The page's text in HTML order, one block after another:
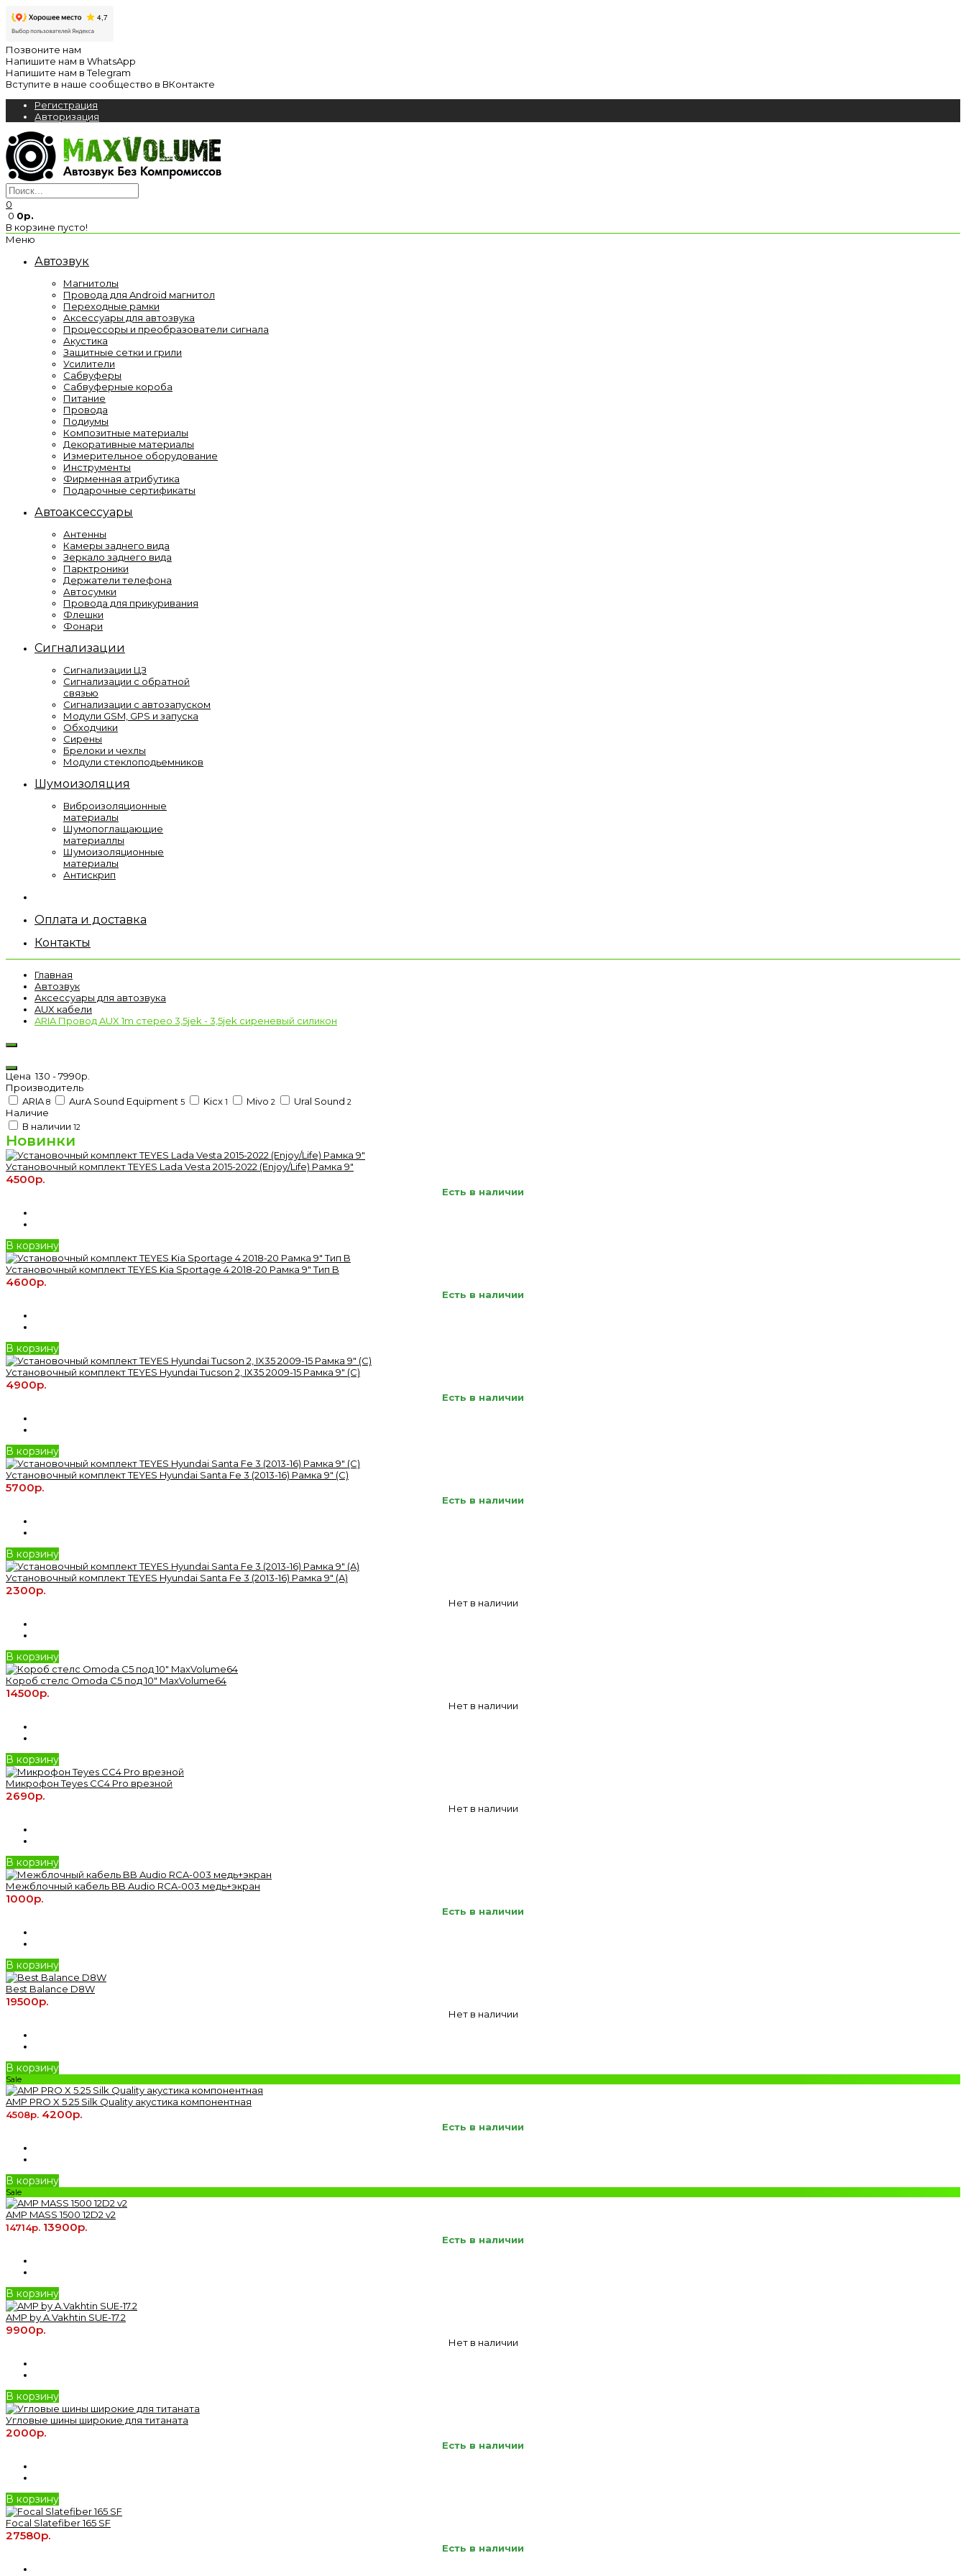
Позвоните нам
Напишите нам в WhatsApp
Напишите нам в Telegram
Вступите в наше сообщество в ВКонтакте
Регистрация
Авторизация
0
0 0р.
В корзине пусто!
Меню
Автозвук
Магнитолы
Провода для Android магнитол
Переходные рамки
Аксессуары для автозвука
Процессоры и преобразователи сигнала
Акустика
Защитные сетки и грили
Усилители
Сабвуферы
Сабвуферные короба
Питание
Провода
Подиумы
Композитные материалы
Декоративные материалы
Измерительное оборудование
Инструменты
Фирменная атрибутика
Подарочные сертификаты
Автоаксессуары
Антенны
Камеры заднего вида
Зеркало заднего вида
Парктроники
Держатели телефона
Автосумки
Провода для прикуривания
Флешки
Фонари
Сигнализации
Сигнализации ЦЗ
Сигнализации с обратной
связью
Сигнализации с автозапуском
Модули GSM, GPS и запуска
Обходчики
Сирены
Брелоки и чехлы
Модули стеклоподьемников
Шумоизоляция
Виброизоляционные
материалы
Шумопоглащающие
материаллы
Шумоизоляционные
материалы
Антискрип
Оплата и доставка
Контакты
Главная
Автозвук
Аксессуары для автозвука
AUX кабели
ARIA Провод AUX 1m стерео 3,5jek - 3,5jek сиреневый силикон
Цена130 -7990р.
Производитель
ARIA 8 AurA Sound Equipment 5 Kicx 1 Mivo 2 Ural Sound 2
Наличие
В наличии 12
Новинки
Установочный комплект TEYES Lada Vesta 2015-2022 (Enjoy/Life) Рамка 9"
4500р.
Есть в наличии
В корзину
Установочный комплект TEYES Kia Sportage 4 2018-20 Рамка 9" Тип B
4600р.
Есть в наличии
В корзину
Установочный комплект TEYES Hyundai Tucson 2, IX35 2009-15 Рамка 9" (C)
4900р.
Есть в наличии
В корзину
Установочный комплект TEYES Hyundai Santa Fe 3 (2013-16) Рамка 9" (C)
5700р.
Есть в наличии
В корзину
Установочный комплект TEYES Hyundai Santa Fe 3 (2013-16) Рамка 9" (A)
2300р.
Нет в наличии
В корзину
Короб стелс Omoda C5 под 10" MaxVolume64
14500р.
Нет в наличии
В корзину
Микрофон Teyes CC4 Pro врезной
2690р.
Нет в наличии
В корзину
Межблочный кабель BB Audio RCA-003 медь+экран
1000р.
Есть в наличии
В корзину
Best Balance D8W
19500р.
Нет в наличии
В корзину
Sale
AMP PRO X 5.25 Silk Quality акустика компонентная
4508р. 4200р.
Есть в наличии
В корзину
Sale
AMP MASS 1500 12D2 v2
14714р. 13900р.
Есть в наличии
В корзину
AMP by A.Vakhtin SUE-17.2
9900р.
Нет в наличии
В корзину
Угловые шины широкие для титаната
2000р.
Есть в наличии
В корзину
Focal Slatefiber 165 SF
27580р.
Есть в наличии